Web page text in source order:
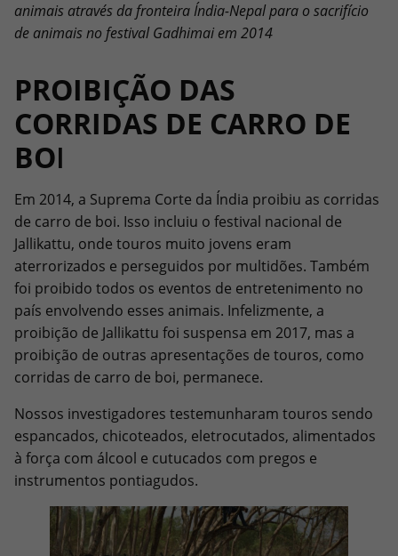
animais através da fronteira Índia-Nepal para o sacrifício
de animais no festival Gadhimai em 2014
PROIBIÇÃO DAS
CORRIDAS DE CARRO DE
BOI
Em 2014, a Suprema Corte da Índia proibiu as corridas
de carro de boi. Isso incluiu o festival nacional de
Jallikattu, onde touros muito jovens eram
aterrorizados e perseguidos por multidões. Também
foi proibido todos os eventos de entretenimento no
país envolvendo esses animais. Infelizmente, a
proibição de Jallikattu foi suspensa em 2017, mas a
proibição de outras apresentações de touros, como
corridas de carro de boi, permanece.
Nossos investigadores testemunharam touros sendo
espancados, chicoteados, eletrocutados, alimentados
à força com álcool e cutucados com pregos e
instrumentos pontiagudos.